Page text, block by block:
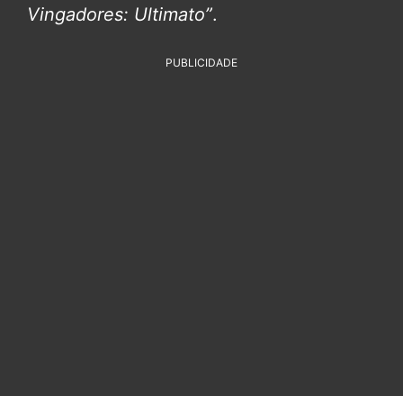
Vingadores: Ultimato”.
PUBLICIDADE